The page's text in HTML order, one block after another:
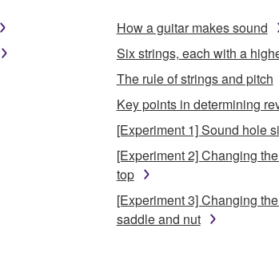
How a guitar makes sound
Six strings, each with a
The rule of strings and pitch
Key points in determining
[Experiment 1] Sound hole
[Experiment 2] Changing
top
[Experiment 3] Changing
saddle and nut